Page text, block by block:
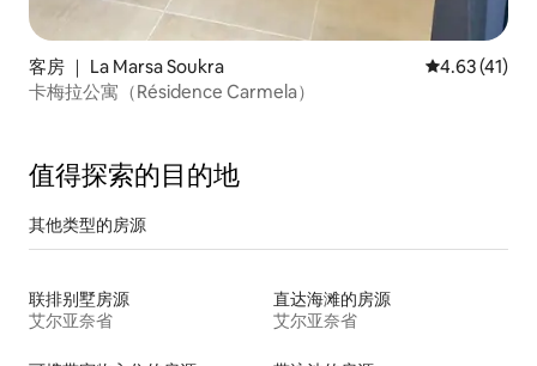
客房 ｜ La Marsa Soukra 平均评分
4.63 (41)
卡梅拉公寓（Résidence Carmela）
值得探索的目的地
其他类型的房源
联排别墅房源
艾尔亚奈省
直达海滩的房源
艾尔亚奈省